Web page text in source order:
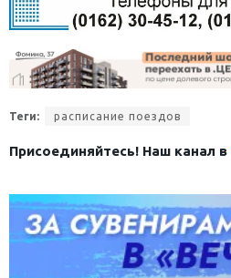
Теги: расписание поездов
Присоединяйтесь! Наш канал в